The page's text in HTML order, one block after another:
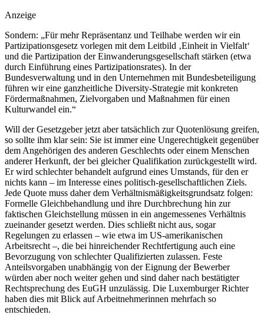
Anzeige
Sondern: „Für mehr Repräsentanz und Teilhabe werden wir ein
Partizipationsgesetz vorlegen mit dem Leitbild ‚Einheit in Vielfalt‘
und die Partizipation der Einwanderungsgesellschaft stärken (etwa
durch Einführung eines Partizipationsrates). In der
Bundesverwaltung und in den Unternehmen mit Bundesbeteiligung
führen wir eine ganzheitliche Diversity-Strategie mit konkreten
Fördermaßnahmen, Zielvorgaben und Maßnahmen für einen
Kulturwandel ein.“
Will der Gesetzgeber jetzt aber tatsächlich zur Quotenlösung greifen,
so sollte ihm klar sein: Sie ist immer eine Ungerechtigkeit gegenüber
dem Angehörigen des anderen Geschlechts oder einem Menschen
anderer Herkunft, der bei gleicher Qualifikation zurückgestellt wird.
Er wird schlechter behandelt aufgrund eines Umstands, für den er
nichts kann – im Interesse eines politisch-gesellschaftlichen Ziels.
Jede Quote muss daher dem Verhältnismäßigkeitsgrundsatz folgen:
Formelle Gleichbehandlung und ihre Durchbrechung hin zur
faktischen Gleichstellung müssen in ein angemessenes Verhältnis
zueinander gesetzt werden. Dies schließt nicht aus, sogar
Regelungen zu erlassen – wie etwa im US-amerikanischen
Arbeitsrecht –, die bei hinreichender Rechtfertigung auch eine
Bevorzugung von schlechter Qualifizierten zulassen. Feste
Anteilsvorgaben unabhängig von der Eignung der Bewerber
würden aber noch weiter gehen und sind daher nach bestätigter
Rechtsprechung des EuGH unzulässig. Die Luxemburger Richter
haben dies mit Blick auf Arbeitnehmerinnen mehrfach so
entschieden.